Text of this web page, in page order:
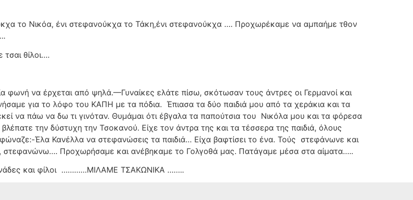
το Νικόα, ένι στεφανούκχα το Τάκη,ένι στεφανούκχα …. Προχωρέκαμε να αμπαήμε τθον
θίλοι….
να έρχεται από ψηλά.—Γυναίκες ελάτε πίσω, σκότωσαν τους άντρες οι Γερμανοί και
για το λόφο του ΚΑΠΗ με τα πόδια. Έπιασα τα δύο παιδιά μου από τα χεράκια και τα
να πάω να δω τι γινόταν. Θυμάμαι ότι έβγαλα τα παπούτσια του Νικόλα μου και τα φόρεσα
την δύστυχη την Τσοκανού. Είχε τον άντρα της και τα τέσσερα της παιδιά, όλους
Έλα Κανέλλα να στεφανώσεις τα παιδιά… Είχα βαφτίσει το ένα. Τούς στεφάνωνε και
Προχωρήσαμε και ανέβηκαμε το Γολγοθά μας. Πατάγαμε μέσα στα αίματα…..
και φίλοι …………ΜΙΛΑΜΕ ΤΣΑΚΩΝΙΚΑ ……..